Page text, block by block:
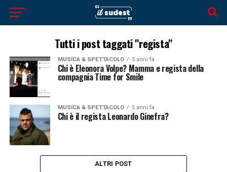
Tutti i post taggati "regista"
MUSICA & SPETTACOLO 5 anni fa
Chi è Eleonora Volpe? Mamma e regista della
compagnia Time for Smile
MUSICA & SPETTACOLO 5 anni fa
Chi è il regista Leonardo Ginefra?
ALTRI POST